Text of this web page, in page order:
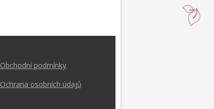
Obchodní podmínky
Ochrana osobních údajů